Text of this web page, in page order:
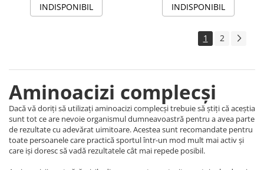
INDISPONIBIL INDISPONIBIL
1 2
Aminoacizi complecși
Dacă vă doriți să utilizați aminoacizi complecși trebuie să știți că aceștia
sunt tot ce are nevoie organismul dumneavoastră pentru a avea parte
de rezultate cu adevărat uimitoare. Acestea sunt recomandate pentru
toate persoanele care practică sportul într-un mod mult mai activ și
care iși doresc să vadă rezultatele cât mai repede posibil.